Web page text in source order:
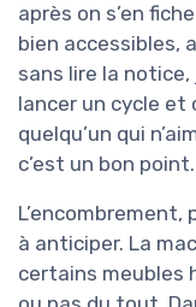
après on s’en
bien accessibles,
sans lire la
lancer un cycle et
quelqu’un qui
c’est un bon point.
à anticiper. La
certains meubles